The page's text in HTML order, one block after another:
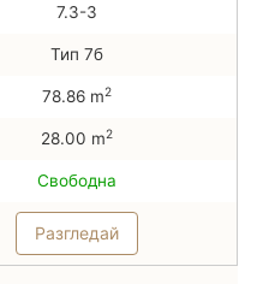
7.3-3
Тип 7б
78.86 m2
28.00 m2
Свободна
Разгледай